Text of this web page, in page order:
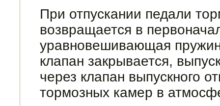
При отпускании педали
возвра­щается в
уравновешивающая
клапан закрывается,
через клапан выпускного
тормозных камер в